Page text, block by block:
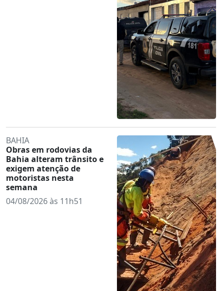
BAHIA
Obras em rodovias da
Bahia alteram trânsito e
exigem atenção de
motoristas nesta
semana
04/08/2026 às 11h51